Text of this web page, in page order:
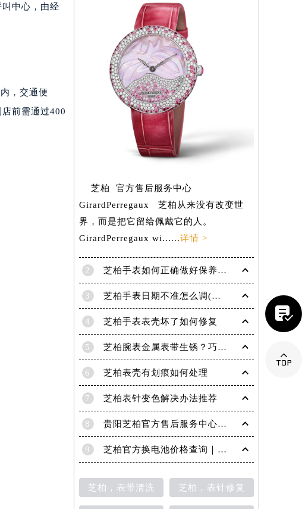
（需提前预约）
中心，由经
，交通便
前需通过400
芝柏 官方售后服务中心
GirardPerregaux 芝柏从来没有改变世
界，而是把它留给佩戴它的人。
GirardPerregaux wi......详情 >
2 芝柏手表如何正确做好保养工作？
3 芝柏手表日期不准怎么调(详解调整方法)
4 芝柏手表表壳坏了如何修复
5 芝柏腕表金属表带生锈？巧手除锈，恢复光泽的秘密
6 芝柏表壳有划痕如何处理
7 芝柏表针变色解决办法推荐
8 贵阳芝柏官方售后服务中心｜网点地址与电话权威信息公示（2026年6月最新）
9 芝柏官方换电池价格查询｜网点地址和联系电话权威信息公告（2026年7月最新）
芝柏，表带清洗 芝柏，表针修复

